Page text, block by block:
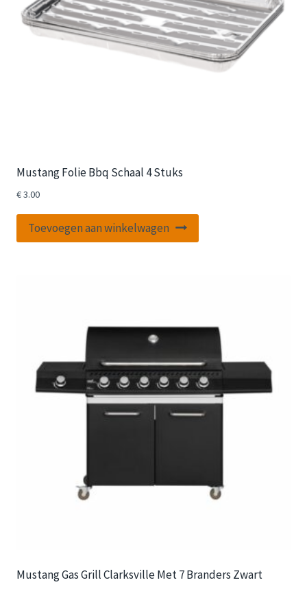
Mustang Folie Bbq Schaal 4 Stuks
€3.00
Toevoegen aan winkelwagen
Mustang Gas Grill Clarksville Met 7 Branders Zwart